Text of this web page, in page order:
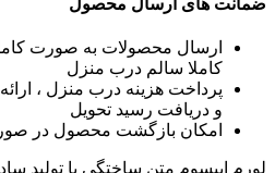
ضمانت های ارسال محصول
ارسال محصولات به صورت
کاملا سالم درب منزل
پرداخت هزینه درب منزل ،
و دریافت رسید تحویل
امکان بازگشت محصول در
لورم ایپسوم متن ساختگی با تولید